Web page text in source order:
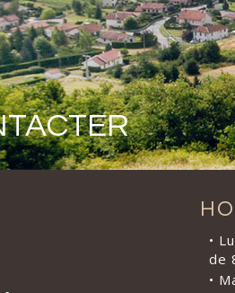
•
de
•